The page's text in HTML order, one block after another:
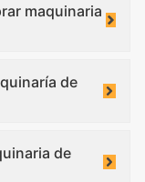
maquinaria
de
de